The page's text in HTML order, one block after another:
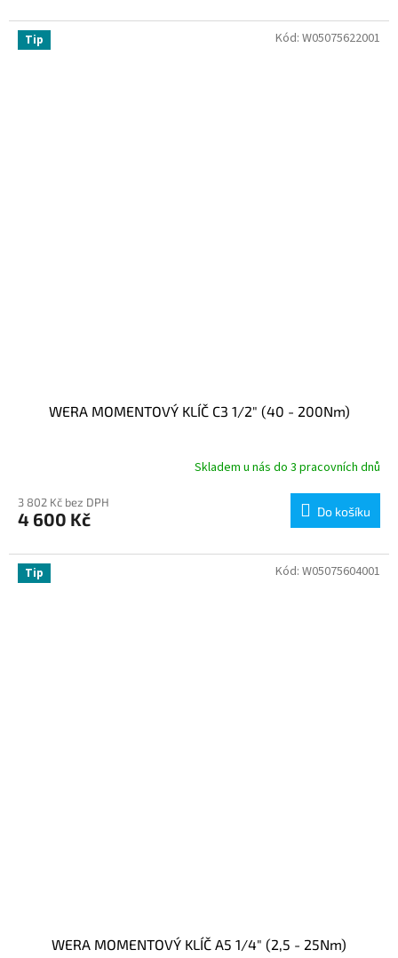
Tip
WERA MOMENTOVÝ KLÍČ C3 1/2" (40 - 200Nm)
Skladem u nás do 3 pracovních dnů
3 802 Kč bez DPH
4 600 Kč Do košíku
Kód: W05075622001
Tip
WERA MOMENTOVÝ KLÍČ A5 1/4" (2,5 - 25Nm)
Kód: W05075604001